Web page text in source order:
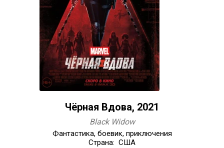
Чёрная Вдова, 2021
Black Widow
Фантастика, боевик, приключения
Страна: США